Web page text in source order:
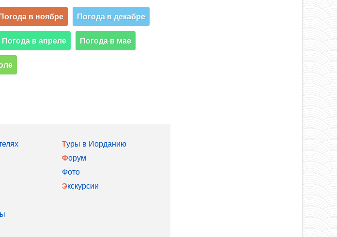
в ноябре Погода в декабре
Погода в апреле Погода в мае
Туры в Иорданию
Форум
Фото
Экскурсии